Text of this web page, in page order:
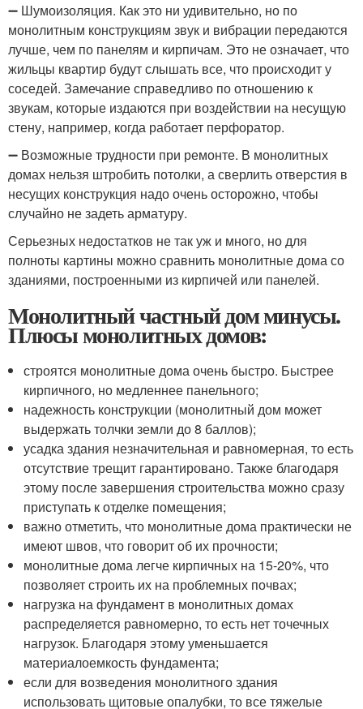
➖ Шумоизоляция. Как это ни удивительно, но по
монолитным конструкциям звук и вибрации передаются
лучше, чем по панелям и кирпичам. Это не означает, что
жильцы квартир будут слышать все, что происходит у
соседей. Замечание справедливо по отношению к
звукам, которые издаются при воздействии на несущую
стену, например, когда работает перфоратор.
➖ Возможные трудности при ремонте. В монолитных
домах нельзя штробить потолки, а сверлить отверстия в
несущих конструкция надо очень осторожно, чтобы
случайно не задеть арматуру.
Серьезных недостатков не так уж и много, но для
полноты картины можно сравнить монолитные дома со
зданиями, построенными из кирпичей или панелей.
Монолитный частный дом минусы.
Плюсы монолитных домов:
строятся монолитные дома очень быстро. Быстрее
кирпичного, но медленнее панельного;
надежность конструкции (монолитный дом может
выдержать толчки земли до 8 баллов);
усадка здания незначительная и равномерная, то есть
отсутствие трещит гарантировано. Также благодаря
этому после завершения строительства можно сразу
приступать к отделке помещения;
важно отметить, что монолитные дома практически не
имеют швов, что говорит об их прочности;
монолитные дома легче кирпичных на 15-20%, что
позволяет строить их на проблемных почвах;
нагрузка на фундамент в монолитных домах
распределяется равномерно, то есть нет точечных
нагрузок. Благодаря этому уменьшается
материалоемкость фундамента;
если для возведения монолитного здания
использовать щитовые опалубки, то все тяжелые